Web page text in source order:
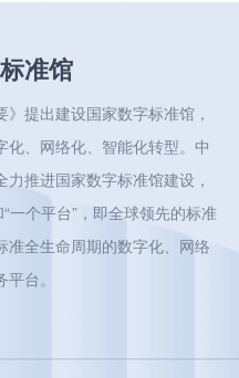
准馆
》提出建设国家数字标准馆，
化、网络化、智能化转型。中
推进国家数字标准馆建设，
一个平台”，即全球领先的标准
准全生命周期的数字化、网络
台。